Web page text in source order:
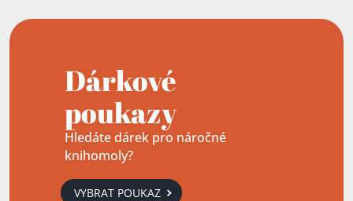
Dárkové
poukazy
Hledáte dárek pro náročné
knihomoly?
VYBRAT POUKAZ